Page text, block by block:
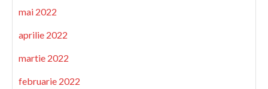
mai 2022
aprilie 2022
martie 2022
februarie 2022